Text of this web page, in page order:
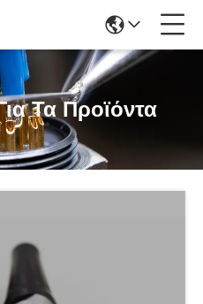
Τα Προϊόντα